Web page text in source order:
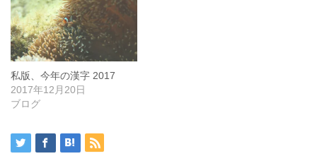
私版、今年の漢字 2017
2017年12月20日
ブログ